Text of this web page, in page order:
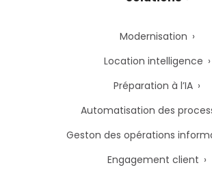
Modernisation
Location intelligence
Préparation à l’IA
Automatisation des
Geston des opérations
Engagement client